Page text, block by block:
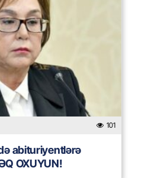
101
abituriyentlərə
OXUYUN!